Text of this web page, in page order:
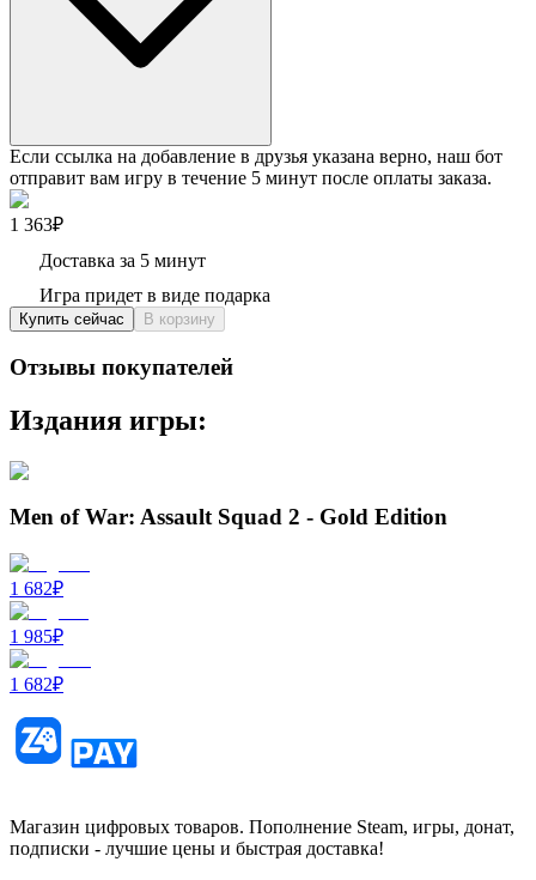
Если ссылка на добавление в друзья указана верно, наш бот
отправит вам игру в течение 5 минут после оплаты заказа.
1 363₽
Доставка за 5 минут
Игра придет в виде подарка
Купить сейчас В корзину
Отзывы покупателей
Издания игры:
Men of War: Assault Squad 2 - Gold Edition
1 682₽
1 985₽
1 682₽
Магазин цифровых товаров. Пополнение Steam, игры, донат,
подписки - лучшие цены и быстрая доставка!